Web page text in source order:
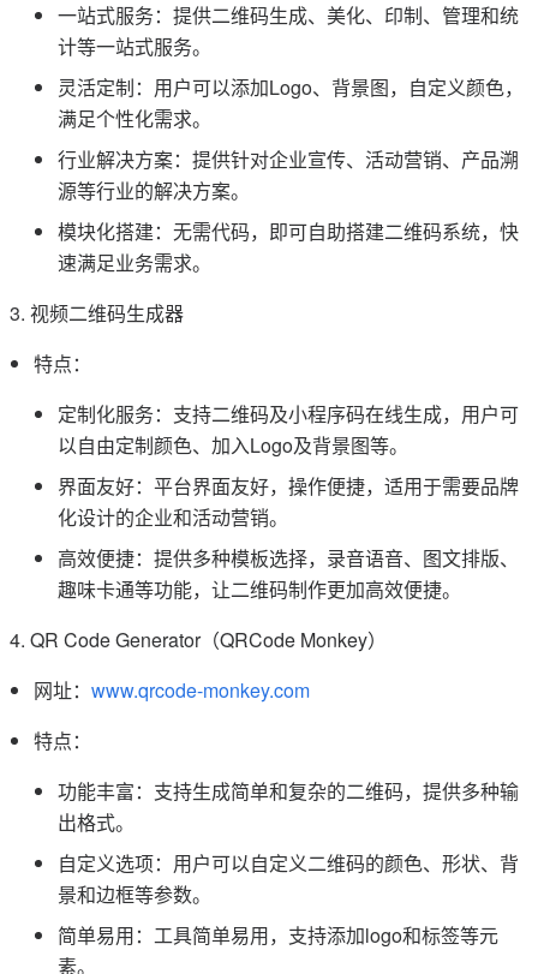
一站式服务：提供二维码生成、美化、印制、管理和统
计等一站式服务。
灵活定制：用户可以添加Logo、背景图，自定义颜色，
满足个性化需求。
行业解决方案：提供针对企业宣传、活动营销、产品溯
源等行业的解决方案。
模块化搭建：无需代码，即可自助搭建二维码系统，快
速满足业务需求。
3. 视频二维码生成器
特点：
定制化服务：支持二维码及小程序码在线生成，用户可
以自由定制颜色、加入Logo及背景图等。
界面友好：平台界面友好，操作便捷，适用于需要品牌
化设计的企业和活动营销。
高效便捷：提供多种模板选择，录音语音、图文排版、
趣味卡通等功能，让二维码制作更加高效便捷。
4. QR Code Generator（QRCode Monkey）
网址： www.qrcode-monkey.com
特点：
功能丰富：支持生成简单和复杂的二维码，提供多种输
出格式。
自定义选项：用户可以自定义二维码的颜色、形状、背
景和边框等参数。
简单易用：工具简单易用，支持添加logo和标签等元
素。